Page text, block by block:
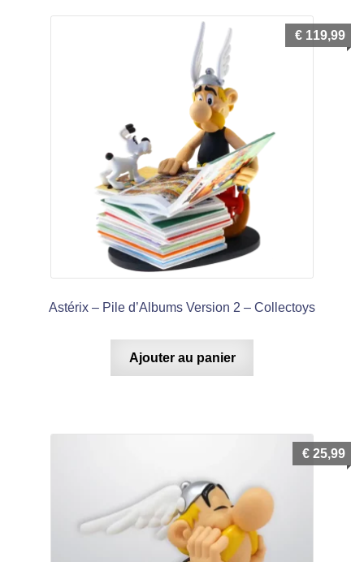
Astérix – Pile d’Albums Version 2 – Collectoys
€ 119,99
Ajouter au panier
€ 25,99